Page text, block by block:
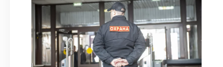
Трудовые конфликты
Отчеты
Предложить публикацию
Справочник